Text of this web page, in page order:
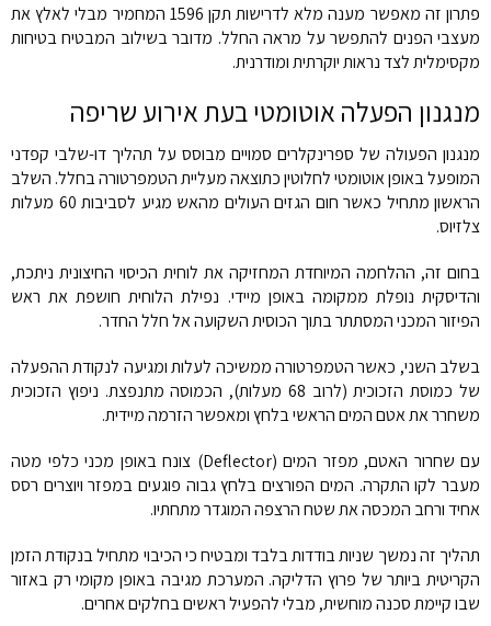
פתרון זה מאפשר מענה מלא לדרישות תקן 1596 המחמיר מבלי לאלץ את
מעצבי הפנים להתפשר על מראה החלל. מדובר בשילוב המבטיח בטיחות
מקסימלית לצד נראות יוקרתית ומודרנית.
מנגנון הפעלה אוטומטי בעת אירוע שריפה
מנגנון הפעולה של ספרינקלרים סמויים מבוסס על תהליך דו-שלבי קפדני
המופעל באופן אוטומטי לחלוטין כתוצאה מעליית הטמפרטורה בחלל. השלב
הראשון מתחיל כאשר חום הגזים העולים מהאש מגיע לסביבות 60 מעלות
צלזיוס.
בחום זה, ההלחמה המיוחדת המחזיקה את לוחית הכיסוי החיצונית ניתכת,
והדיסקית נופלת ממקומה באופן מיידי. נפילת הלוחית חושפת את ראש
הפיזור המכני המסתתר בתוך הכוסית השקועה אל חלל החדר.
בשלב השני, כאשר הטמפרטורה ממשיכה לעלות ומגיעה לנקודת ההפעלה
של כמוסת הזכוכית (לרוב 68 מעלות), הכמוסה מתנפצת. ניפוץ הזכוכית
משחרר את אטם המים הראשי בלחץ ומאפשר הזרמה מיידית.
עם שחרור האטם, מפזר המים (Deflector) צונח באופן מכני כלפי מטה
מעבר לקו התקרה. המים הפורצים בלחץ גבוה פוגעים במפזר ויוצרים רסס
אחיד ורחב המכסה את שטח הרצפה המוגדר מתחתיו.
תהליך זה נמשך שניות בודדות בלבד ומבטיח כי הכיבוי מתחיל בנקודת הזמן
הקריטית ביותר של פרוץ הדליקה. המערכת מגיבה באופן מקומי רק באזור
שבו קיימת סכנה מוחשית, מבלי להפעיל ראשים בחלקים אחרים.